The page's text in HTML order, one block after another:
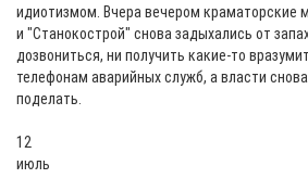
идиотизмом. Вчера вечером краматорские
и "Станокострой" снова задыхались от
дозвониться, ни получить какие-то
телефонам аварийных служб, а власти
поделать.
12
июль